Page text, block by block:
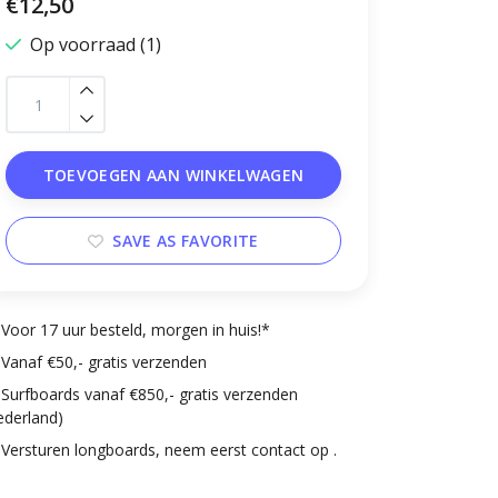
Op voorraad (1)
TOEVOEGEN AAN WINKELWAGEN
SAVE AS FAVORITE
Voor 17 uur besteld, morgen in huis!*
Vanaf €50,- gratis verzenden
Surfboards vanaf €850,- gratis verzenden
Versturen longboards, neem eerst contact op .